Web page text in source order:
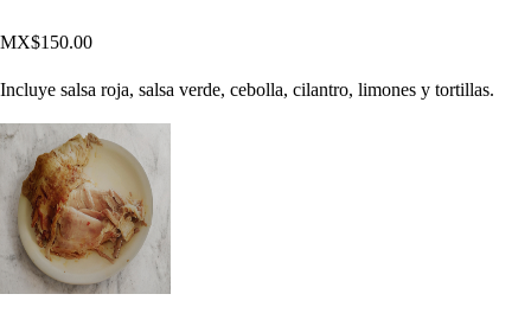
MX$150.00
Incluye salsa roja, salsa verde, cebolla, cilantro, limones y tortillas.